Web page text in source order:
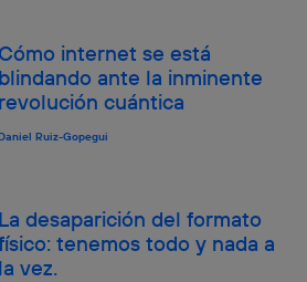
Cómo internet se está
blindando ante la inminente
revolución cuántica
Ruiz-Gopegui
La desaparición del formato
tenemos todo y nada a
la vez.